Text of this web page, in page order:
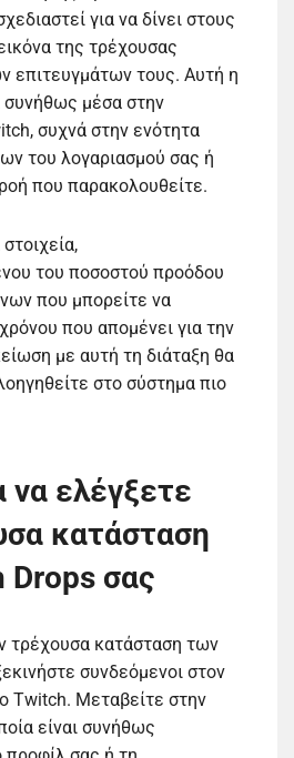
για να δίνει στους
της τρέχουσας
επιτευγμάτων τους. Αυτή η
συνήθως μέσα στην
συχνά στην ενότητα
του λογαριασμού σας ή
που παρακολουθείτε.
του ποσοστού προόδου
που μπορείτε να
που απομένει για την
με αυτή τη διάταξη θα
στο σύστημα πιο
να ελέγξετε
κατάσταση
σας
τρέχουσα κατάσταση των
συνδεόμενοι στον
Twitch. Μεταβείτε στην
είναι συνήθως